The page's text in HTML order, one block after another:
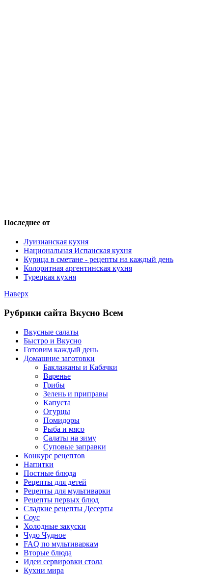
Последнее от
Луизианская кухня
Национальная Испанская кухня
Курица в сметане - рецепты на каждый день
Колоритная аргентинская кухня
Турецкая кухня
Наверх
Рубрики сайта Вкусно Всем
Вкусные салаты
Быстро и Вкусно
Готовим каждый день
Домашние заготовки
Баклажаны и Кабачки
Варенье
Грибы
Зелень и приправы
Капуста
Огурцы
Помидоры
Рыба и мясо
Салаты на зиму
Суповые заправки
Конкурс рецептов
Напитки
Постные блюда
Рецепты для детей
Рецепты для мультиварки
Рецепты первых блюд
Сладкие рецепты Десерты
Соус
Холодные закуски
Чудо Чудное
FAQ по мультиваркам
Вторые блюда
Идеи сервировки стола
Кухни мира